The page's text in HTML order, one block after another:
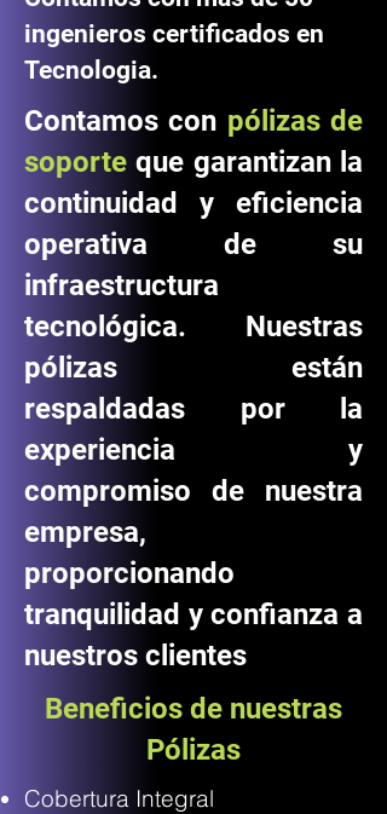
ingenieros certificados en
Tecnologia.
Contamos con pólizas de
soporteque garantizan la
continuidad y eficiencia
operativa de su
infraestructura
tecnológica. Nuestras
pólizas están
respaldadas por la
experiencia y
compromiso de nuestra
empresa,
proporcionando
tranquilidad y confianza a
nuestros clientes
Beneficios de nuestras
Pólizas
Cobertura Integral